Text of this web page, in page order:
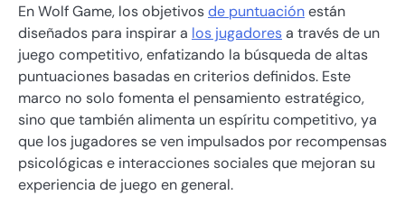
En Wolf Game, los objetivosde puntuaciónestán
diseñados para inspirar a los jugadoresa través de un
juego competitivo, enfatizando la búsqueda de altas
puntuaciones basadas en criterios definidos. Este
marco no solo fomenta el pensamiento estratégico,
sino que también alimenta un espíritu competitivo, ya
que los jugadores se ven impulsados por recompensas
psicológicas e interacciones sociales que mejoran su
experiencia de juego en general.